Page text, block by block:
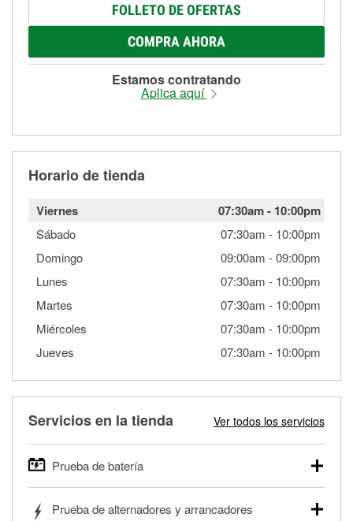
FOLLETO DE OFERTAS
COMPRA AHORA
Estamos contratando
Aplica aquí
Horario de tienda
Viernes 07:30am- 10:00pm
Sábado 07:30am - 10:00pm
Domingo
09:00am -09:00pm
Lunes
07:30am - 10:00pm
Martes
07:30am - 10:00pm
Miércoles
07:30am - 10:00pm
Jueves
07:30am - 10:00pm
Servicios en la tienda Ver todos los servicios
Prueba de batería
autos, camionetas, SUVs, vehículos comerciales y
Prueba de alternadores y arrancadores